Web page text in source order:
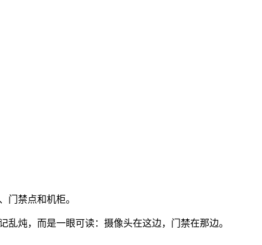
门禁点和机柜。
炖，而是一眼可读：摄像头在这边，门禁在那边。